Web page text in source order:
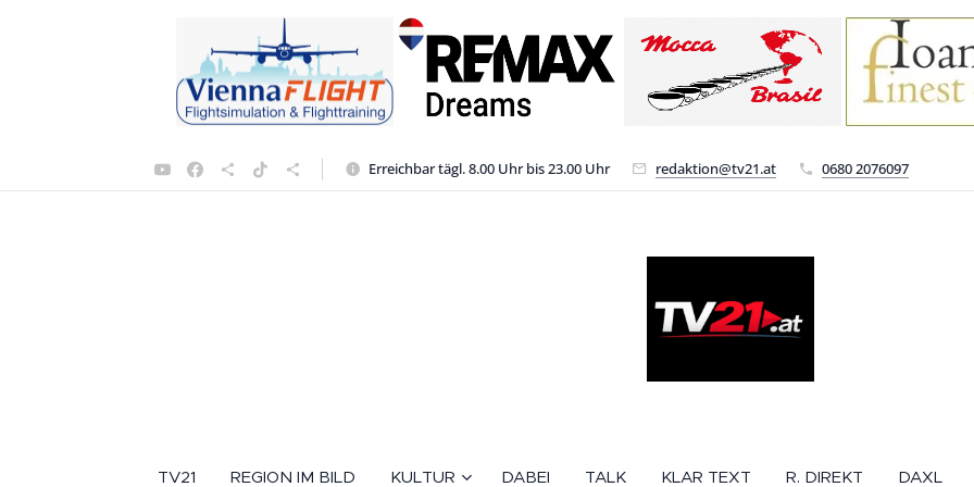
Erreichbar tägl. 8.00 Uhr bis 23.00 Uhr redaktion@tv21.at 0680 2076097
TV21 REGION IM BILD KULTUR DABEI TALK KLAR TEXT R. DIREKT DAXL